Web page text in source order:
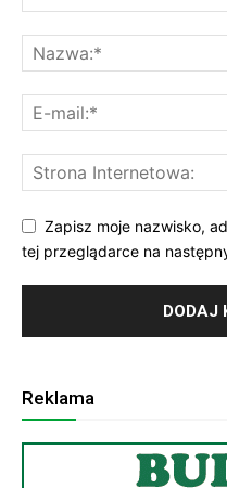
Zapisz moje nazwisko,
tej przeglądarce na
Reklama